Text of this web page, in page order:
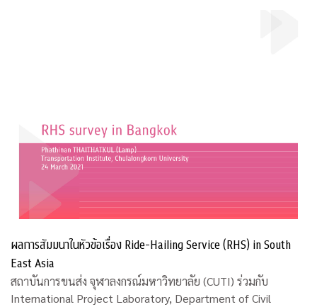
ผลการสัมมนาในหัวข้อเรื่อง Ride-Hailing Service (RHS) in South
East Asia
สถาบันการขนส่ง จุฬาลงกรณ์มหาวิทยาลัย (CUTI) ร่วมกับ
International Project Laboratory, Department of Civil